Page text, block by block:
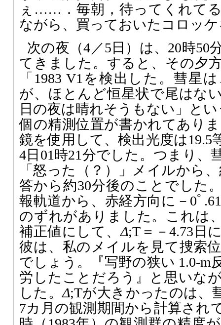
ぇ……．毎朝，待ってくれて
ながら、買っておいたコロッ
次の夜（4／5日）は、20時50
てきました。すると、その夕
「1983 V1を検出した。彗星
が、ほとんど恒星状で尾はな
日の夜は晴れそうもない」と
個の精測位置が書かれてあり
鏡を使用して、検出光度は19.5
4日01時21分でした。つまり、
「怒った（？）」メイルから
答から約30分後のことでした
報軌道から、赤経方向に－0ﾟ
のずれがありました。これは
補正値にして、Δ;T＝－4.73日
彼は、私のメイルを見て捜索
でしょう。『写野の狭い 1.0-m
労したことだろう』と思いな
した。Δ;Tが大きかったのは、
7カ月の観測期間から計算され